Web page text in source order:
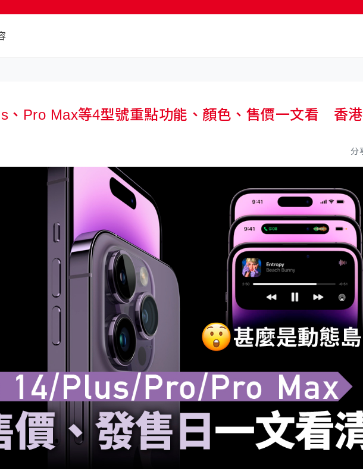
、Pro Max等4型號重點功能、顏色、售價一文看 香港
分